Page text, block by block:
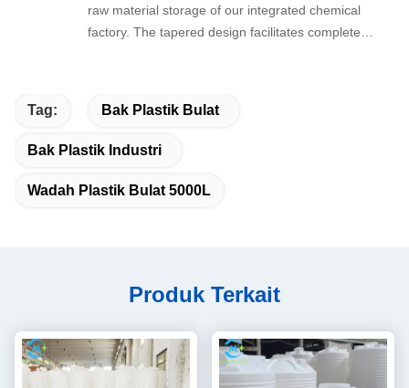
raw material storage of our integrated chemical
factory. The tapered design facilitates complete
materials.
Tag: Bak Plastik Bulat
Bak Plastik Industri
Wadah Plastik Bulat 5000L
Produk Terkait